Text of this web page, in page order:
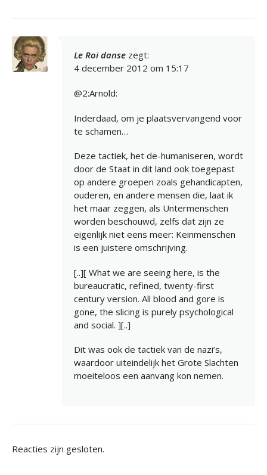
Le Roi danse zegt:
4 december 2012 om 15:17
@2:Arnold:
Inderdaad, om je plaatsvervangend voor
te schamen…
Deze tactiek, het de-humaniseren, wordt
door de Staat in dit land ook toegepast
op andere groepen zoals gehandicapten,
ouderen, en andere mensen die, laat ik
het maar zeggen, als Untermenschen
worden beschouwd, zelfs dat zijn ze
eigenlijk niet eens meer: Keinmenschen
is een juistere omschrijving.
[..][ What we are seeing here, is the
bureaucratic, refined, twenty-first
century version. All blood and gore is
gone, the slicing is purely psychological
and social. ][..]
Dit was ook de tactiek van de nazi’s,
waardoor uiteindelijk het Grote Slachten
moeiteloos een aanvang kon nemen.
Reacties zijn gesloten.